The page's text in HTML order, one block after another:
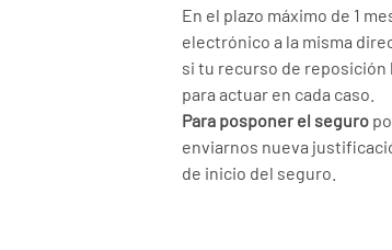
En el plazo máximo de 1
electrónico a la misma
si tu recurso de
para actuar en cada caso.
Para posponer el seguro
enviarnos nueva
de inicio del seguro.